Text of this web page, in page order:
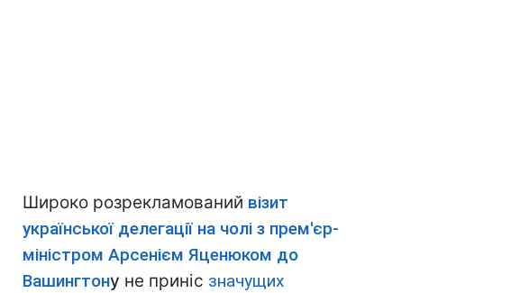
Широко розрекламований візит
української делегації на чолі з прем'єр-
міністром Арсенієм Яценюком до
Вашингтону не приніс значущих